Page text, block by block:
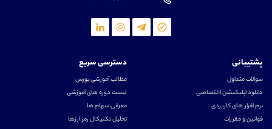
پشتیبانی
سوالات متداول
دانلود اپلیکیشن اختصاصی
نرم افزار های کاربردی
قوانین و مقررات
دسترسی سریع
مطالب آموزشی بورس
لیست دوره های آموزشی
معرفی سهام ها
تحلیل تکنیکال رمز ارزها